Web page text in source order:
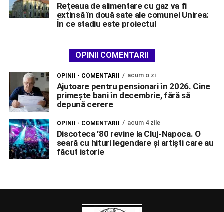
Rețeaua de alimentare cu gaz va fi
extinsă în două sate ale comunei Unirea:
În ce stadiu este proiectul
OPINII COMENTARII
OPINII - COMENTARII acum o zi
Ajutoare pentru pensionari în 2026. Cine
primește bani în decembrie, fără să
depună cerere
OPINII - COMENTARII acum 4 zile
Discoteca ’80 revine la Cluj-Napoca. O
seară cu hituri legendare și artiști care au
făcut istorie